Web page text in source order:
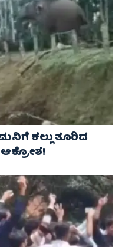
ಕಲ್ಲು ತೂರಿದ
ಆಕ್ರೋಶ!